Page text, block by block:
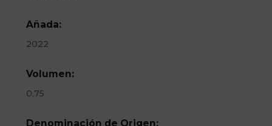
Añada:
2022
Volumen:
0,75
Denominación de Origen: